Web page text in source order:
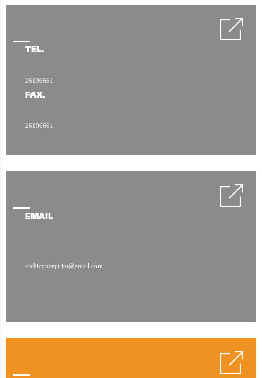
TÉL.
26196661
FAX.
26196661
EMAIL
archiconcept.int@gmail.com